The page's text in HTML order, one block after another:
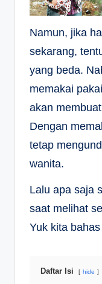
Namun, jika
sekarang,
yang beda.
memakai
akan
Dengan
tetap
wanita.
Lalu apa saja
saat melihat
Yuk kita
Daftar Isi hide